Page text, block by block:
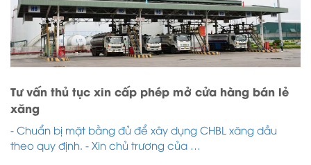
Tư vấn thủ tục xin cấp phép mở cửa hàng bán lẻ
xăng
- Chuẩn bị mặt bằng đủ để xây dụng CHBL xăng dầu
theo quy định. - Xin chủ trương của …